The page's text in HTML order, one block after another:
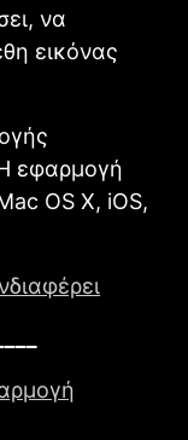
να
εικόνας
εφαρμογή
OS X, iOS,